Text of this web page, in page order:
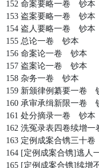
152 命案要略一卷 钞本
153 盗案要略一卷 钞本
154 盗人要略一卷 钞本
155 总论一卷 钞本
156 命案论一卷 钞本
157 盗案论一卷 钞本
158 杂务一卷 钞本
159 新颁律例纂要一卷
160 承审承缉新限一卷
161 处分摘录一卷 钞本
162 洗冤录表四卷续增
163 定例成案合镌三十
164 [定例成案合镌]逃
165 [定例成案合镌]续